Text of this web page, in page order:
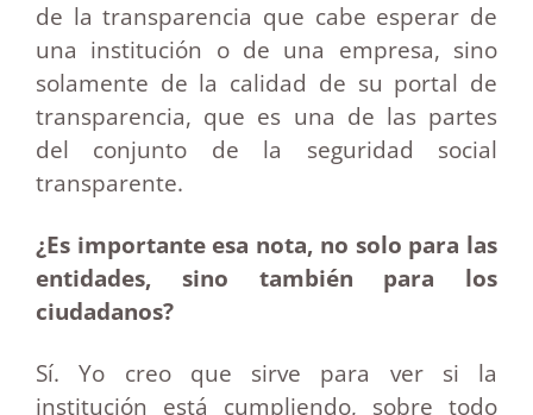
de la transparencia que cabe esperar de
una institución o de una empresa, sino
solamente de la calidad de su portal de
transparencia, que es una de las partes
del conjunto de la seguridad social
transparente.
¿Es importante esa nota, no solo para las
entidades, sino también para los
ciudadanos?
Sí. Yo creo que sirve para ver si la
institución está cumpliendo, sobre todo